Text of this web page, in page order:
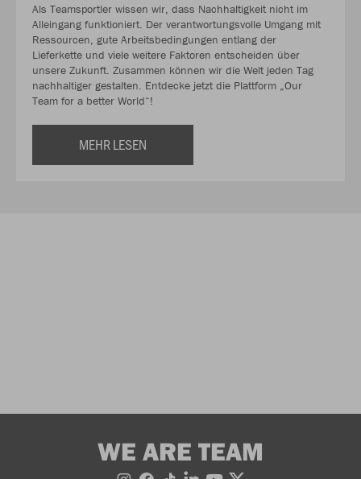
Als Teamsportler wissen wir, dass Nachhaltigkeit nicht im
Alleingang funktioniert. Der verantwortungsvolle Umgang mit
Ressourcen, gute Arbeitsbedingungen entlang der
Lieferkette und viele weitere Faktoren entscheiden über
unsere Zukunft. Zusammen können wir die Welt jeden Tag
nachhaltiger gestalten. Entdecke jetzt die Plattform „Our
Team for a better World“!
MEHR LESEN
WE ARE TEAM